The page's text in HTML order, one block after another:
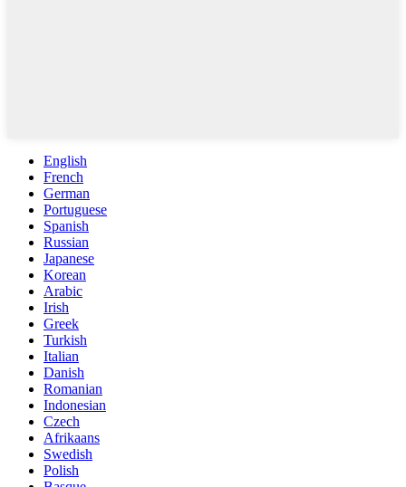
English
French
German
Portuguese
Spanish
Russian
Japanese
Korean
Arabic
Irish
Greek
Turkish
Italian
Danish
Romanian
Indonesian
Czech
Afrikaans
Swedish
Polish